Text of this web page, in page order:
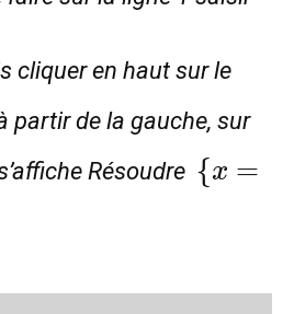
cliquer en haut sur le
partir de la gauche, sur
Résoudre \
{x =